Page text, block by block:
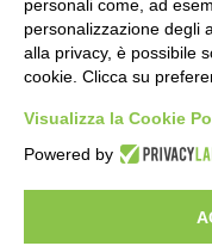
Scorporo IVA
personali come, ad
personalizzazione degli
alla privacy, è possibile
cookie. Clicca su
Visualizza la Cookie
Powered by